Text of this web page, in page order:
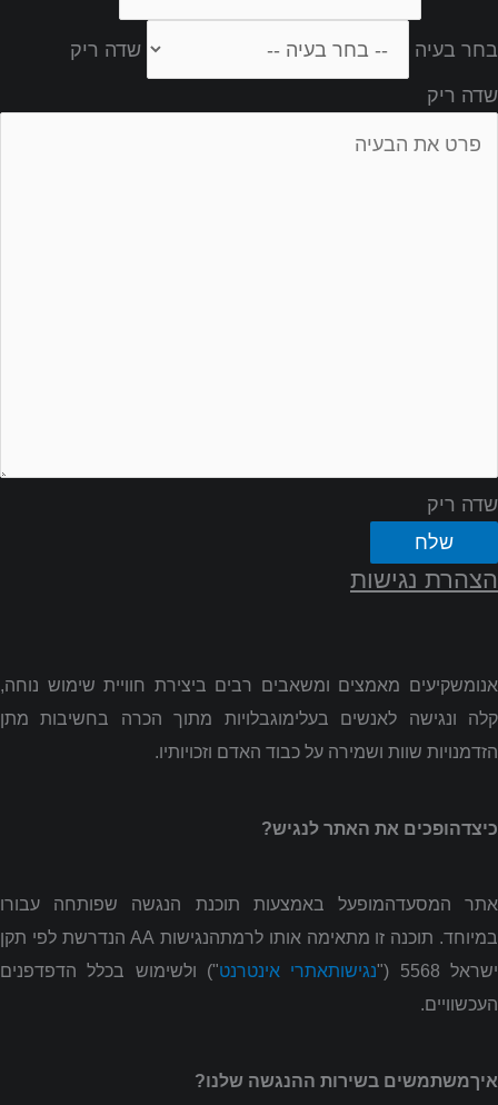
בחר בעיה
שדה ריק
שדה ריק
שדה ריק
שלח
הצהרת נגישות
אנומשקיעים מאמצים ומשאבים רבים ביצירת חוויית שימוש נוחה,
קלה ונגישה לאנשים בעלימוגבלויות מתוך הכרה בחשיבות מתן
הזדמנויות שוות ושמירה על כבוד האדם וזכויותיו.
כיצדהופכים את האתר לנגיש?
אתר המסעדהמופעל באמצעות תוכנת הנגשה שפותחה עבורו
במיוחד. תוכנה זו מתאימה אותו לרמתהנגישות AAהנדרשת לפי תקן
ישראל 5568 ("
נגישותאתרי אינטרנט") ולשימוש בכלל הדפדפנים
העכשוויים.
איךמשתמשים בשירות ההנגשה שלנו?